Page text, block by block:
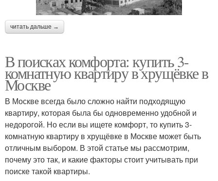
читать дальше →
В поисках комфорта: купить 3-
комнатную квартиру в хрущёвке в
Москве
В Москве всегда было сложно найти подходящую
квартиру, которая была бы одновременно удобной и
недорогой. Но если вы ищете комфорт, то купить 3-
комнатную квартиру в хрущёвке в Москве может быть
отличным выбором. В этой статье мы рассмотрим,
почему это так, и какие факторы стоит учитывать при
поиске такой квартиры.